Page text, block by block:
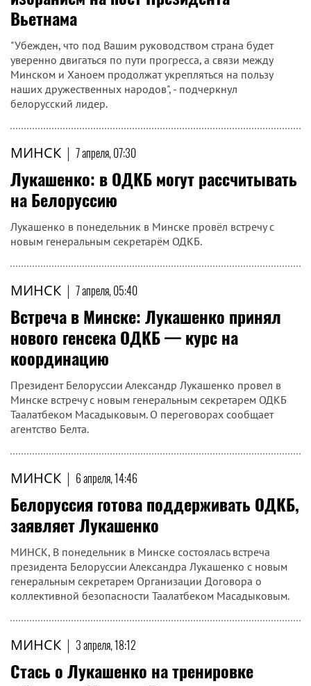
Вьетнама
"Убежден, что под Вашим руководством страна будет
уверенно двигаться по пути прогресса, а связи между
Минском и Ханоем продолжат укрепляться на пользу
наших дружественных народов", - подчеркнул
белорусский лидер.
МИНСК | 7 апреля, 07:30
Лукашенко: в ОДКБ могут рассчитывать
на Белоруссию
Лукашенко в понедельник в Минске провёл встречу с
новым генеральным секретарём ОДКБ.
МИНСК | 7 апреля, 05:40
Встреча в Минске: Лукашенко принял
нового генсека ОДКБ — курс на
координацию
Президент Белоруссии Александр Лукашенко провел в
Минске встречу с новым генеральным секретарем ОДКБ
Таалатбеком Масадыковым. О переговорах сообщает
агентство Белта.
МИНСК | 6 апреля, 14:46
Белоруссия готова поддерживать ОДКБ,
заявляет Лукашенко
МИНСК, В понедельник в Минске состоялась встреча
президента Белоруссии Александра Лукашенко с новым
генеральным секретарем Организации Договора о
коллективной безопасности Таалатбеком Масадыковым.
МИНСК | 3 апреля, 18:12
Стась о Лукашенко на тренировке